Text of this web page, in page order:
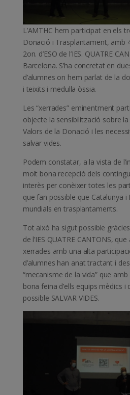
L’AMTHC hem participat en els
Donació i Trasplantament, amb
2on. d’ESO de l’IES. QUATRE
Barcelona. S’ha concretat en
d’alumnes on hem parlat de la
i teixits i medul·la òssia.
Les “xerrades” eminentment
objecte la sensibilització sobre
Valors de la Donació i les
salvar vides.
Podem constatar, a la vista de
molt bona recepció dels
interès per conèixer totes les
que fan possible que Catalunya i
mundials en trasplantaments.
Tot això ha sigut possible
de l’IES QUATRE CANTONS,
xerrades amb una alta
d’alumnes han anat tractant i
“mecanisme de la vida” que
bona feina d’ells equips mèdics i
possible SALVAR VIDES.